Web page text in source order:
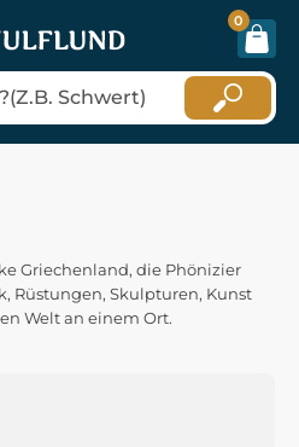
0
Griechenland, die Phönizier
Rüstungen, Skulpturen, Kunst
Welt an einem Ort.